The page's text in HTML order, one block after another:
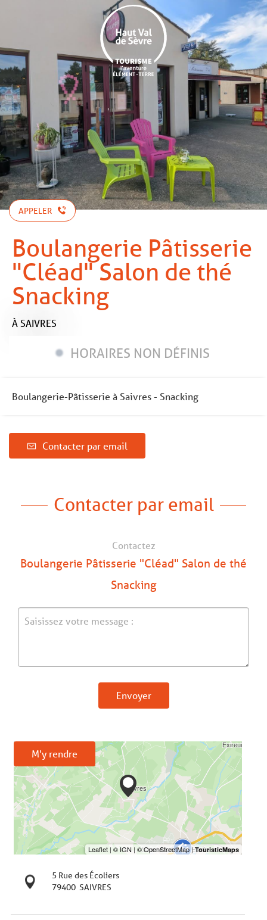
principal
APPELER
Boulangerie Pâtisserie
"Cléad" Salon de thé
Snacking
À SAIVRES
HORAIRES NON DÉFINIS
Boulangerie-Pâtisserie à Saivres - Snacking
Contacter par email
Contacter par email
Contactez
Boulangerie Pâtisserie "Cléad" Salon de thé
Snacking
Envoyer
M'y rendre
5 Rue des Écoliers
79400 SAIVRES